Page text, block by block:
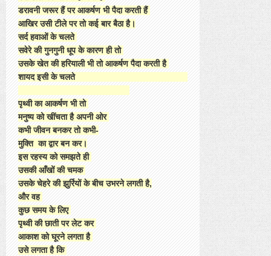
डरावनी जरूर हैं पर आकर्षण भी पैदा करती हैं
आखिर उसी टीले पर तो कई बार बैठा है।
सर्द हवाओं के चलते
सवेरे की गुनगुनी धूप के कारण ही तो
उसके खेत की हरियाली भी तो आकर्षण पैदा करती है
शायद इसी के चलते
पृथ्वी का आकर्षण भी तो
मनुष्य को खींचता है अपनी ओर
कभी जीवन बनकर तो कभी-
मुक्ति का द्वार बन कर।
इस रहस्य को समझते ही
उसकी आँखों की चमक
उसके चेहरे की झुर्रियों के बीच उभरने लगती है,
और वह
कुछ समय के लिए
पृथ्वी की छाती पर लेट कर
आकाश को घूरने लगता है
उसे लगता है कि